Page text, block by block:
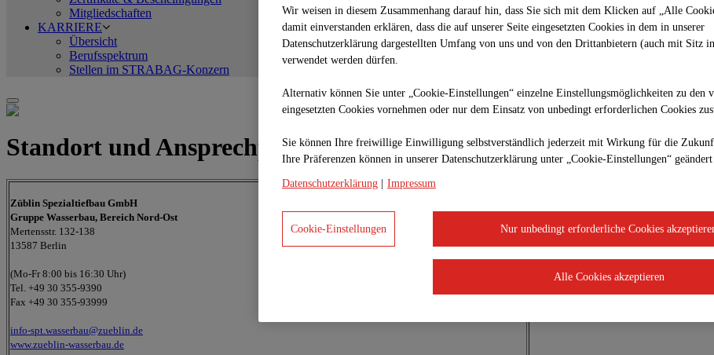
Mitgliedschaften
KARRIERE
Übersicht
Berufsspektrum
Stellen im STRABAG-Konzern
Standort und Ansprechpersonen
Züblin Spezialtiefbau GmbH
Gruppe Wasserbau, Bereich Nord-Ost
Mertensstr. 132-138
13587 Berlin
(Mo-Fr 8:00 bis 16:30 Uhr)
Tel. +49 30 355-9390
Fax +49 30 355-93999
info-spt.wasserbau@zueblin.de
www.zueblin-wasserbau.de
Oberbauleitung:
Dipl. Ing. Klaus Gutjahr
Wir weisen in diesem Zusammenhang darauf hin, dass Sie sich mit dem Klicken auf „Alle
damit ein­ver­standen erklären, dass die auf unserer Seite eingesetzten Cookies in dem in unserer
Datenschutzerklärung dargestellten Umfang von uns und von den Drittanbietern (auch mit Sitz
verwendet werden dürfen.
Alternativ können Sie unter „Cookie-Einstellungen“ einzelne Einstellungsmöglichkeiten zu den
eingesetzten Cookies vornehmen oder nur dem Einsatz von unbedingt erforderlichen Cookies
Sie können Ihre freiwillige Einwilligung selbstverständlich jederzeit mit Wirkung für die
Ihre Prä­fe­renzen können in unserer Datenschutzerklärung unter „Cookie-Einstellungen“
Datenschutzerklärung Impressum
Nur unbedingt erforderliche Cookies
Alle Cookies akzeptieren
Cookie-Einstellungen